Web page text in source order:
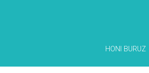
HONI BURUZ